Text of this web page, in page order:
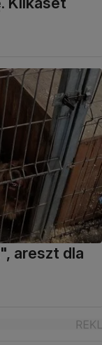
areszt dla